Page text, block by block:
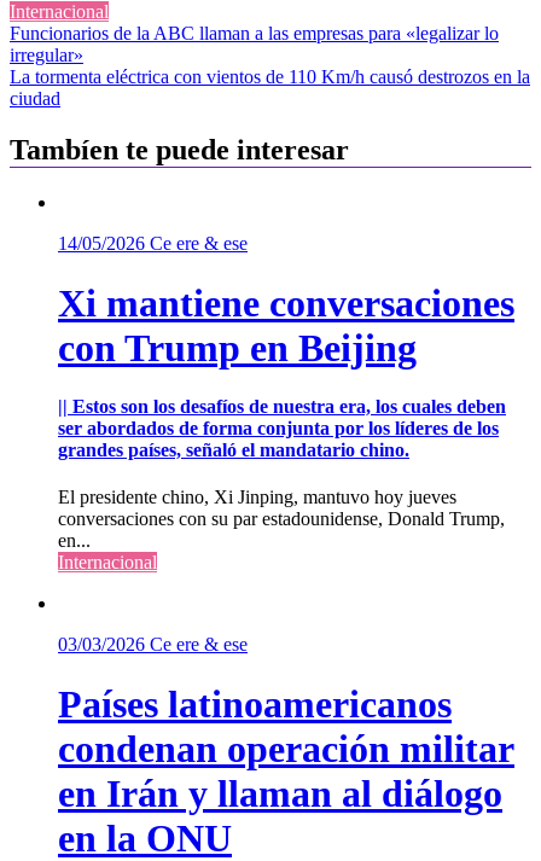
Internacional
Navegación
de
entradas
Funcionarios de la ABC llaman a las empresas para «legalizar lo
irregular»
La tormenta eléctrica con vientos de 110 Km/h causó destrozos en la
ciudad
Tambíen te puede interesar
14/05/2026 Ce ere & ese
Xi mantiene conversaciones
con Trump en Beijing
|| Estos son los desafíos de nuestra era, los cuales deben
ser abordados de forma conjunta por los líderes de los
grandes países, señaló el mandatario chino.
El presidente chino, Xi Jinping, mantuvo hoy jueves
conversaciones con su par estadounidense, Donald Trump,
en...
Internacional
03/03/2026 Ce ere & ese
Países latinoamericanos
condenan operación militar
en Irán y llaman al diálogo
en la ONU